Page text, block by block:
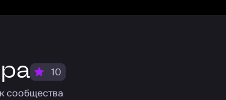
10
сообщества